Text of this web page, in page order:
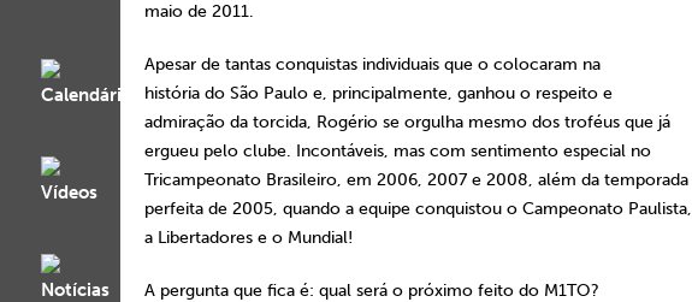
maio de 2011.
Apesar de tantas conquistas individuais que o colocaram na
história do São Paulo e, principalmente, ganhou o respeito e
admiração da torcida, Rogério se orgulha mesmo dos troféus que já
ergueu pelo clube. Incontáveis, mas com sentimento especial no
Tricampeonato Brasileiro, em 2006, 2007 e 2008, além da temporada
perfeita de 2005, quando a equipe conquistou o Campeonato Paulista,
a Libertadores e o Mundial!
A pergunta que fica é: qual será o próximo feito do M1TO?